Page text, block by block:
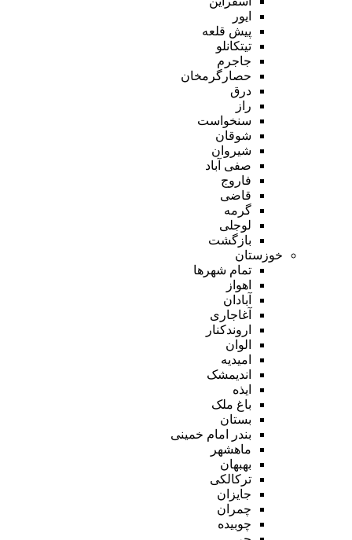
ایور
پیش قلعه
تیتکانلو
جاجرم
حصارگرمخان
درق
راز
سنخواست
شوقان
شیروان
صفی آباد
فاروج
قاضی
گرمه
لوجلی
بازگشت
خوزستان
تمام شهر‌ها
اهواز
آبادان
آغاجاری
اروندکنار
الوان
امیدیه
اندیمشک
ایذه
باغ ملک
بستان
بندر امام خمینی
ماهشهر
بهبهان
ترکالکی
جایزان
چمران
چوبیده